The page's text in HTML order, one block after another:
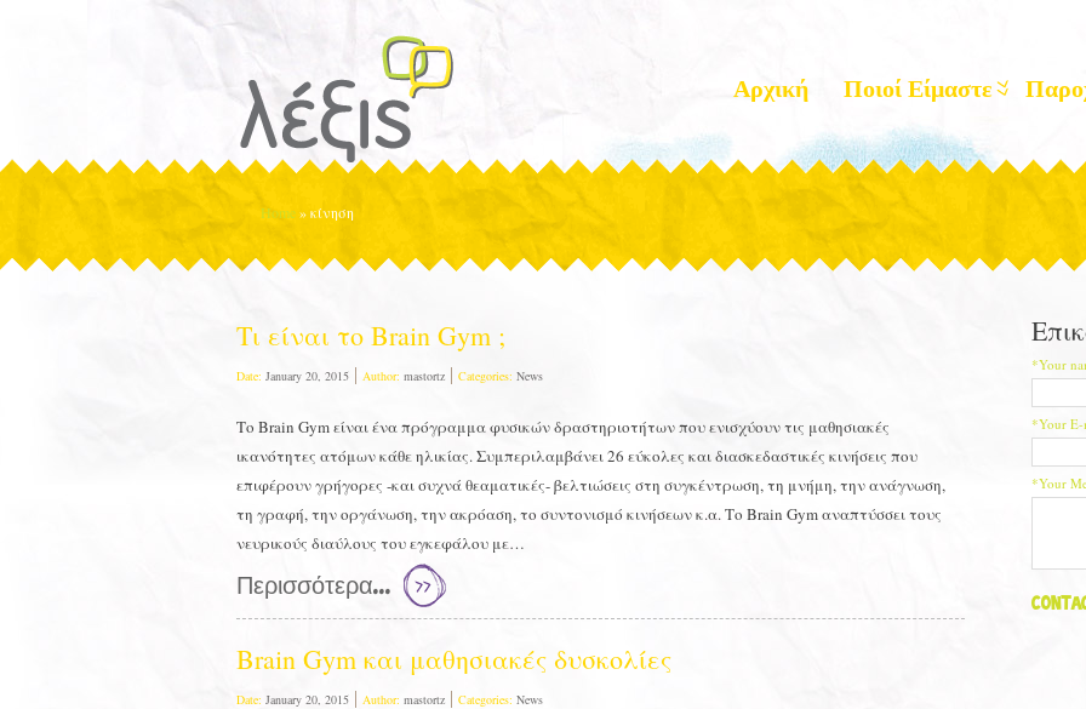
Αρχική Ποιοί Είμαστε
Home»κίνηση
Τι είναι το Brain Gym ;
Date: January 20, 2015 Author: mastortz Categories: News
Το Brain Gym είναι ένα πρόγραμμα φυσικών δραστηριοτήτων που ενισχύουν τις μαθησιακές
ικανότητες ατόμων κάθε ηλικίας. Συμπεριλαμβάνει 26 εύκολες και διασκεδαστικές κινήσεις που
επιφέρουν γρήγορες -και συχνά θεαματικές- βελτιώσεις στη συγκέντρωση, τη μνήμη, την ανάγνωση,
τη γραφή, την οργάνωση, την ακρόαση, το συντονισμό κινήσεων κ.α. Το Brain Gym αναπτύσσει τους
νευρικούς διαύλους του εγκεφάλου με…
Περισσότερα...
Brain Gym και μαθησιακές δυσκολίες
Date: January 20, 2015 Author: mastortz Categories: News
*Your
*Your
*Your